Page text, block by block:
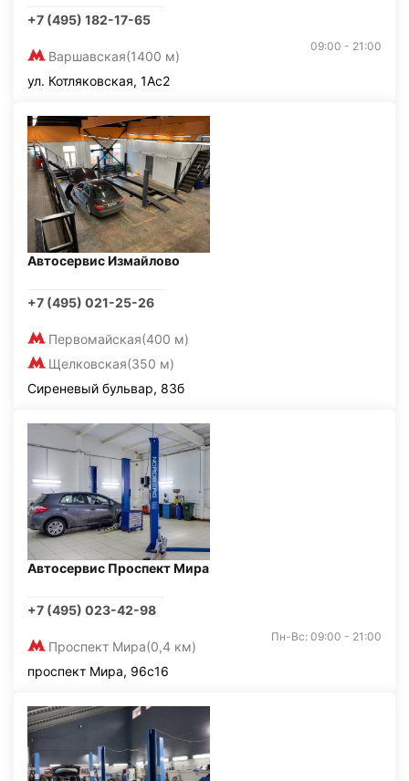
+7 (495) 182-17-65
Варшавская(1400 м)
09:00 - 21:00
ул. Котляковская, 1Ас2
Автосервис Измайлово
+7 (495) 021-25-26
Первомайская(400 м)
Щелковская(350 м)
Сиреневый бульвар, 83б
Автосервис Проспект Мира
+7 (495) 023-42-98
Проспект Мира(0,4 км)
Пн-Вс: 09:00 - 21:00
проспект Мира, 96с16